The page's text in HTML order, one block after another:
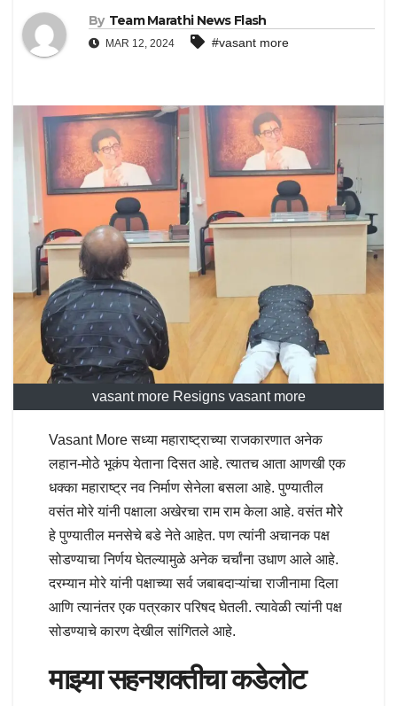
By Team Marathi News Flash
MAR 12, 2024 #vasant more
vasant more Resigns vasant more
Vasant More सध्या महाराष्ट्राच्या राजकारणात अनेक
लहान-मोठे भूकंप येताना दिसत आहे. त्यातच आता आणखी एक
धक्का महाराष्ट्र नव निर्माण सेनेला बसला आहे. पुण्यातील
वसंत मोरे यांनी पक्षाला अखेरचा राम राम केला आहे. वसंत मोेरे
हे पुण्यातील मनसेचे बडे नेते आहेत. पण त्यांनी अचानक पक्ष
सोडण्याचा निर्णय घेतल्यामुळे अनेक चर्चांना उधाण आले आहे.
दरम्यान मोरे यांनी पक्षाच्या सर्व जबाबदाऱ्यांचा राजीनामा दिला
आणि त्यानंतर एक पत्रकार परिषद घेतली. त्यावेळी त्यांनी पक्ष
सोडण्याचे कारण देखील सांगितले आहे.
माझ्या सहनशक्तीचा कडेलोट